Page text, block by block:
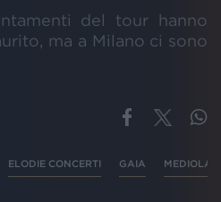
del tour hanno
ma a Milano ci sono
ELODIE CONCERTI GAIA